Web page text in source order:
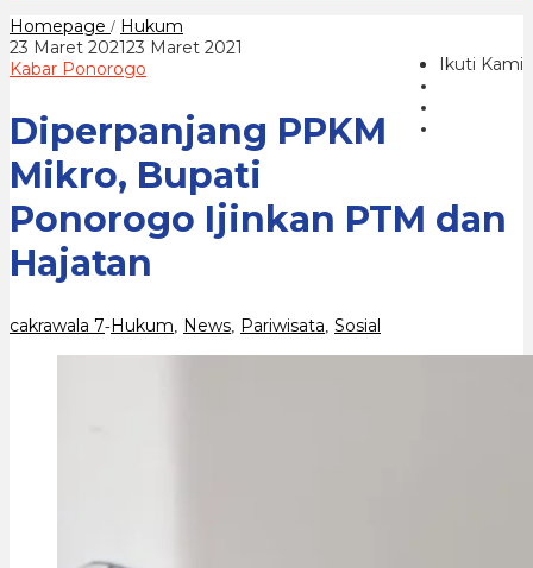
Homepage / Hukum
PPKM
Ijinkan
PTM
dan
Hajatan
Ikuti Kami
23 Maret 202123 Maret 2021
Kabar Ponorogo
Diperpanjang PPKM
Mikro, Bupati
Ponorogo Ijinkan PTM dan
Hajatan
cakrawala 7-Hukum News Pariwisata Sosial